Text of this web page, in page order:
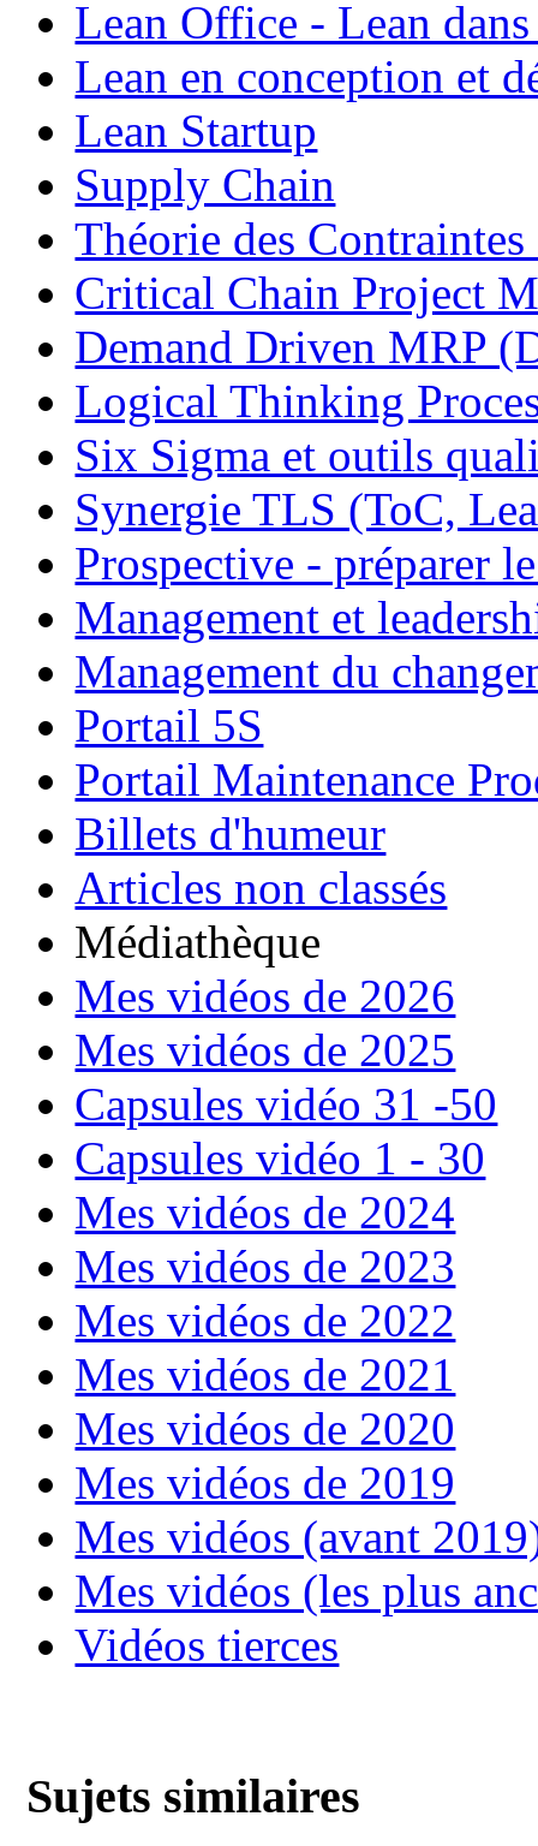
Lean Office - Lean
Lean en conception et
Lean Startup
Supply Chain
Théorie des
Critical Chain Project
Demand Driven MRP
Logical Thinking
Six Sigma et outils
Synergie TLS (ToC,
Prospective - préparer
Management et
Management du
Portail 5S
Portail Maintenance
Billets d'humeur
Articles non classés
Médiathèque
Mes vidéos de 2026
Mes vidéos de 2025
Capsules vidéo 31 -50
Capsules vidéo 1 - 30
Mes vidéos de 2024
Mes vidéos de 2023
Mes vidéos de 2022
Mes vidéos de 2021
Mes vidéos de 2020
Mes vidéos de 2019
Mes vidéos (avant
Mes vidéos (les plus
Vidéos tierces
Sujets similaires